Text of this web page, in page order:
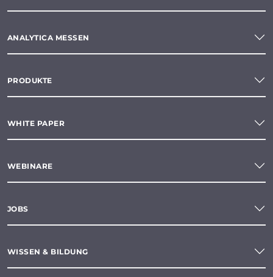
ANALYTICA MESSEN
PRODUKTE
WHITE PAPER
WEBINARE
JOBS
WISSEN & BILDUNG